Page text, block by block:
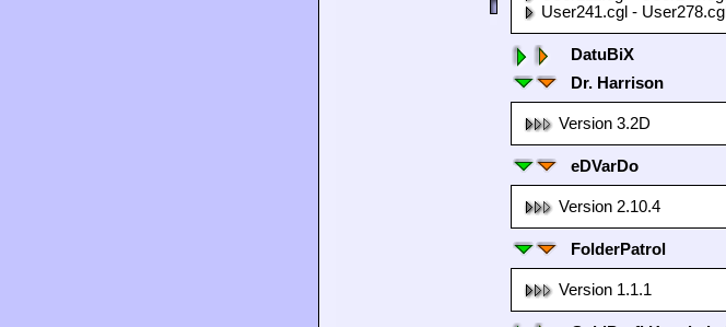
User241.cgl - User278.cgl
DatuBiX
Dr. Harrison
Version 3.2D
eDVarDo
Version 2.10.4
FolderPatrol
Version 1.1.1